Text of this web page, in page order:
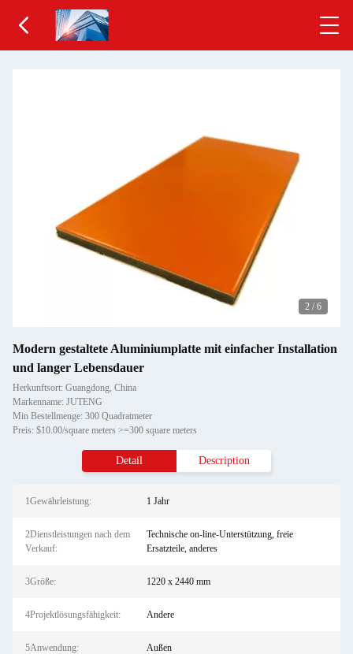
2 / 6
Modern gestaltete Aluminiumplatte mit einfacher Installation
und langer Lebensdauer
Herkunftsort: Guangdong, China
Markenname: JUTENG
Min Bestellmenge: 300 Quadratmeter
Preis: $10.00/square meters >=300 square meters
Detail Description
1Gewährleistung: 1 Jahr
2Dienstleistungen nach dem
Verkauf:
Technische on-line-Unterstützung, freie
Ersatzteile, anderes
3Größe: 1220 x 2440 mm
4Projektlösungsfähigkeit: Andere
5Anwendung: Außen